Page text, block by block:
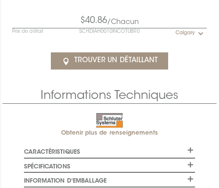
$40.86/Chacun
Prix de détail SCHDIAH0010INCOTUBR0 Calgary
TROUVER UN DÉTAILLANT
Informations Techniques
Obtenir plus de renseignements
CARACTÉRISTIQUES
SPÉCIFICATIONS
INFORMATION D'EMBALLAGE